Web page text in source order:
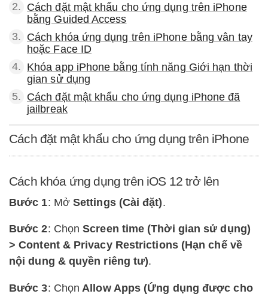
2. Cách đặt mật khẩu cho ứng dụng trên iPhone
bằng Guided Access
3. Cách khóa ứng dụng trên iPhone bằng vân tay
hoặc Face ID
4. Khóa app iPhone bằng tính năng Giới hạn thời
gian sử dụng
5. Cách đặt mật khẩu cho ứng dụng iPhone đã
jailbreak
Cách đặt mật khẩu cho ứng dụng trên iPhone
Cách khóa ứng dụng trên iOS 12 trở lên
Bước 1: Mở Settings (Cài đặt).
Bước 2: ChọnScreen time (Thời gian sử dụng)
> Content & Privacy Restrictions (Hạn chế về
nội dung & quyền riêng tư).
Bước 3: Chọn Allow Apps (Ứng dụng được cho